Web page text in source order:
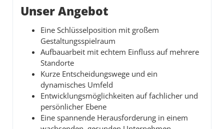
Unser Angebot
Eine Schlüsselposition mit großem
Gestaltungsspielraum
Aufbauarbeit mit echtem Einfluss auf mehrere
Standorte
Kurze Entscheidungswege und ein
dynamisches Umfeld
Entwicklungsmöglichkeiten auf fachlicher und
persönlicher Ebene
Eine spannende Herausforderung in einem